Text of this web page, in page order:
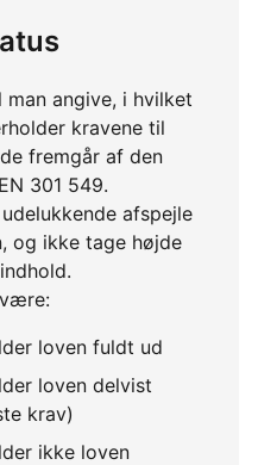
angive, i hvilket
kravene til
fremgår af den
301 549.
afspejle
og ikke tage højde
loven fuldt ud
loven delvist
krav)
ikke loven